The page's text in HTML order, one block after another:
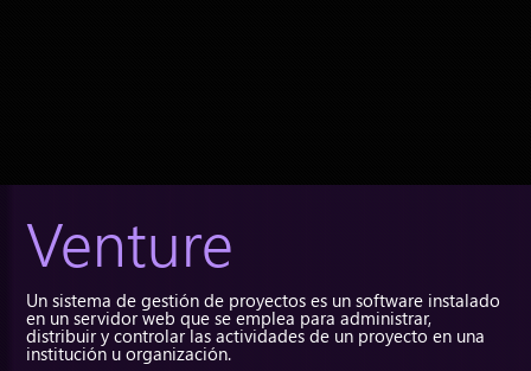
Venture
Un sistema de gestión de proyectos es un software instalado
en un servidor web que se emplea para administrar,
distribuir y controlar las actividades de un proyecto en una
institución u organización.